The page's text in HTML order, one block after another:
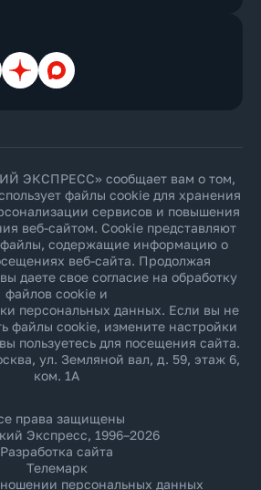
Дзен Max
ЭКСПРЕСС» сообщает вам о том,
файлы cookie для хранения
сервисов и повышения
веб-сайтом. Cookie представляют
содержащие информацию о
веб-сайта. Продолжая
даете свое согласие на обработку
файлов cookie и
персональных данных. Если вы не
файлы cookie, измените настройки
пользуетесь для посещения сайта.
ул. Земляной вал, д. 59, этаж 6,
ком. 1А
права защищены
Экспресс, 1996–2026
Разработка сайта
Телемарк
персональных данных